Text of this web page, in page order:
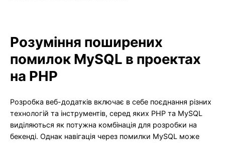
Розуміння поширених
помилок MySQL в проектах
на PHP
Розробка веб-додатків включає в себе поєднання різних
технологій та інструментів, серед яких PHP та MySQL
виділяються як потужна комбінація для розробки на
бекенді. Однак навігація через помилки MySQL може